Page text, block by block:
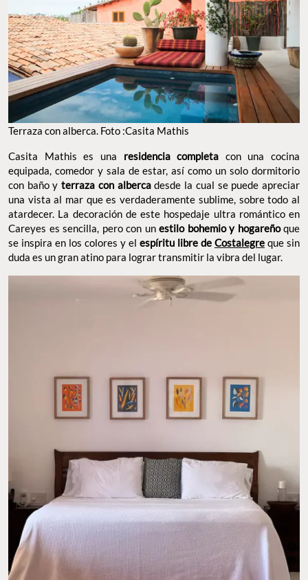
Terraza con alberca. Foto :Casita Mathis
Casita Mathis es una residencia completa con una cocina
equipada, comedor y sala de estar, así como un solo dormitorio
con baño y terraza con albercadesde la cual se puede apreciar
una vista al mar que es verdaderamente sublime, sobre todo al
atardecer. La decoración de este hospedaje ultra romántico en
Careyes es sencilla, pero con un estilo bohemio y hogareñoque
se inspira en los colores y el espíritu libre de Costalegre que sin
duda es un gran atino para lograr transmitir la vibra del lugar.